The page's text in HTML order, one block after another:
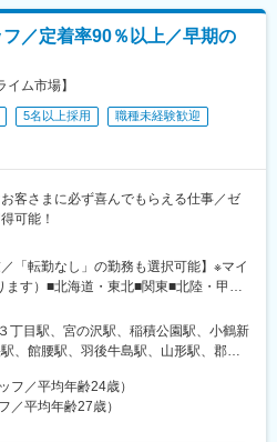
／定着率90％以上／早期の
ム市場】
5名以上採用
職種未経験歓迎
客さまに必ず喜んでもらえる仕事／ゼ
可能！
「転勤なし」の勤務も選択可能】※マイ
ます）■北海道・東北■関東■北陸・甲信
■九州＝＝＝快適な作業環境の整備を
夏・寒い冬でも快適に作業できるよう
備の作業スペースを設けています。今
行中で進めていますので、ぜひご期待
丁目駅、宮の沢駅、稲積公園駅、小鶴新
、館腰駅、羽後牛島駅、山形駅、郡山
駅、新伊勢崎駅、鉄道博物館駅、東大
駅、上尾駅、谷塚駅、大袋駅、戸田駅
フ／平均年齢24歳）
／平均年齢27歳）